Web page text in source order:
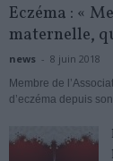
Eczéma : «
maternelle,
news - 8 juin 2018
Membre de
d’eczéma depuis